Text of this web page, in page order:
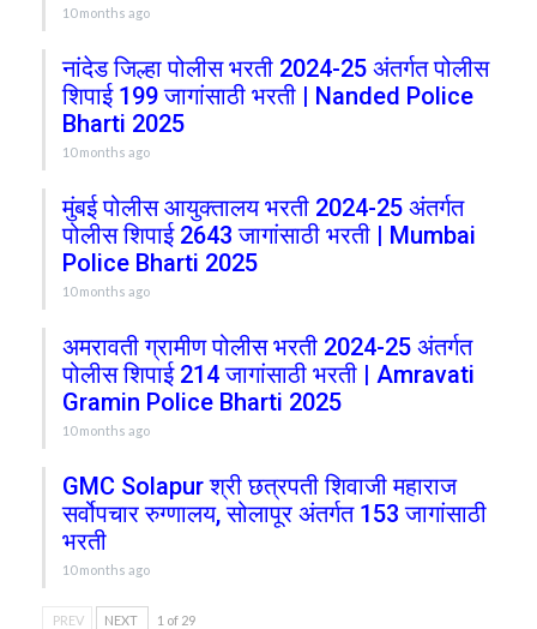
10 months ago
नांदेड जिल्हा पोलीस भरती 2024-25 अंतर्गत पोलीस
शिपाई 199 जागांसाठी भरती | Nanded Police
Bharti 2025
10 months ago
मुंबई पोलीस आयुक्तालय भरती 2024-25 अंतर्गत
पोलीस शिपाई 2643 जागांसाठी भरती | Mumbai
Police Bharti 2025
10 months ago
अमरावती ग्रामीण पोलीस भरती 2024-25 अंतर्गत
पोलीस शिपाई 214 जागांसाठी भरती | Amravati
Gramin Police Bharti 2025
10 months ago
GMC Solapur श्री छत्रपती शिवाजी महाराज
सर्वोपचार रुग्णालय, सोलापूर अंतर्गत 153 जागांसाठी
भरती
10 months ago
PREV NEXT 1 of 29